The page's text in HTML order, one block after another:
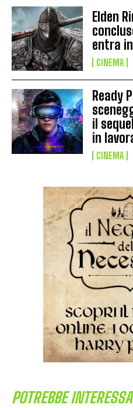
Elden
entra
CINEMA
Ready
il
in
CINEMA
POTREBBE